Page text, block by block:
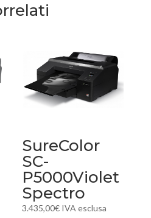
SureColor
SC-
P5000Violet
Spectro
3.435,00€ IVA esclusa